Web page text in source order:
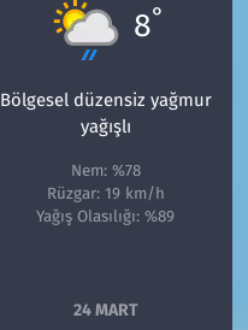
8°
Bölgesel düzensiz yağmur
yağışlı
Nem: %78
Rüzgar: 19 km/h
Yağış Olasılığı: %89
24 MART